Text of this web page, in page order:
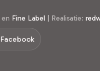
en Fine Label Realisatie:
Facebook